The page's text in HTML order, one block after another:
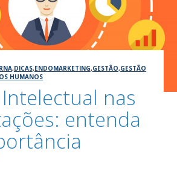
,DICAS,ENDOMARKETING,GESTÃO,GESTÃO
HUMANOS
nas
entenda